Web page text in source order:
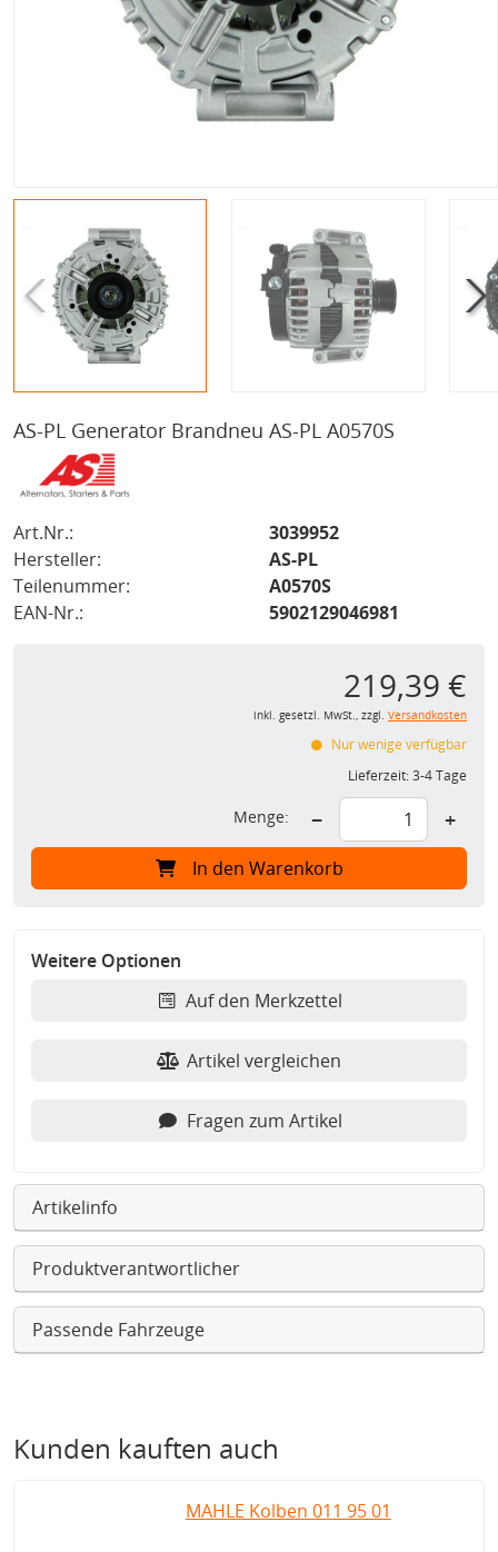
AS-PL Generator Brandneu AS-PL A0570S
Art.Nr.:
3039952
Hersteller:
AS-PL
Teilenummer:
A0570S
EAN-Nr.:
5902129046981
219,39 €
inkl. gesetzl. MwSt., zzgl. Versandkosten
Nur wenige verfügbar
Lieferzeit:3-4 Tage
Menge: − +
In den Warenkorb
Weitere Optionen
Auf den Merkzettel
Artikel vergleichen
Fragen zum Artikel
Artikelinfo
Produktverantwortlicher
Passende Fahrzeuge
Kunden kauften auch
MAHLE Kolben 011 95 01